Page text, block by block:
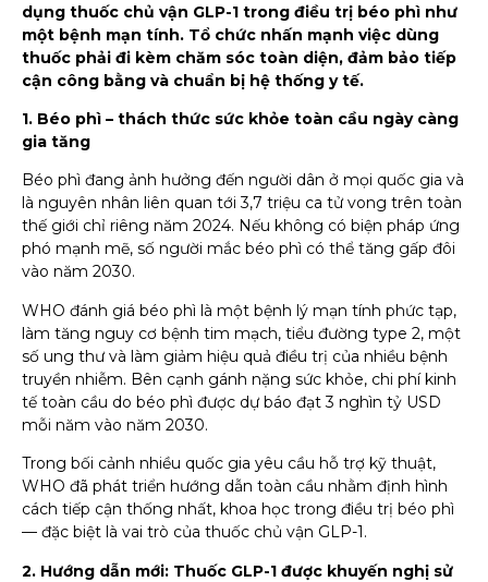
dụng thuốc chủ vận GLP-1 trong điều trị béo phì như
một bệnh mạn tính. Tổ chức nhấn mạnh việc dùng
thuốc phải đi kèm chăm sóc toàn diện, đảm bảo tiếp
cận công bằng và chuẩn bị hệ thống y tế.
1. Béo phì – thách thức sức khỏe toàn cầu ngày càng
gia tăng
Béo phì đang ảnh hưởng đến người dân ở mọi quốc gia và
là nguyên nhân liên quan tới 3,7 triệu ca tử vong trên toàn
thế giới chỉ riêng năm 2024. Nếu không có biện pháp ứng
phó mạnh mẽ, số người mắc béo phì có thể tăng gấp đôi
vào năm 2030.
WHO đánh giá béo phì là một bệnh lý mạn tính phức tạp,
làm tăng nguy cơ bệnh tim mạch, tiểu đường type 2, một
số ung thư và làm giảm hiệu quả điều trị của nhiều bệnh
truyền nhiễm. Bên cạnh gánh nặng sức khỏe, chi phí kinh
tế toàn cầu do béo phì được dự báo đạt 3 nghìn tỷ USD
mỗi năm vào năm 2030.
Trong bối cảnh nhiều quốc gia yêu cầu hỗ trợ kỹ thuật,
WHO đã phát triển hướng dẫn toàn cầu nhằm định hình
cách tiếp cận thống nhất, khoa học trong điều trị béo phì
— đặc biệt là vai trò của thuốc chủ vận GLP-1.
2. Hướng dẫn mới: Thuốc GLP-1 được khuyến nghị sử